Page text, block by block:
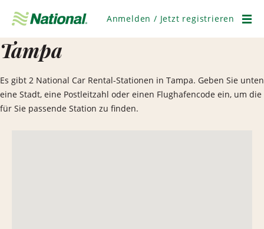
überspringen
Anmelden / Jetzt registrieren
Tampa
Es gibt 2 National Car Rental-Stationen in Tampa. Geben Sie unten
eine Stadt, eine Postleitzahl oder einen Flughafencode ein, um die
für Sie passende Station zu finden.